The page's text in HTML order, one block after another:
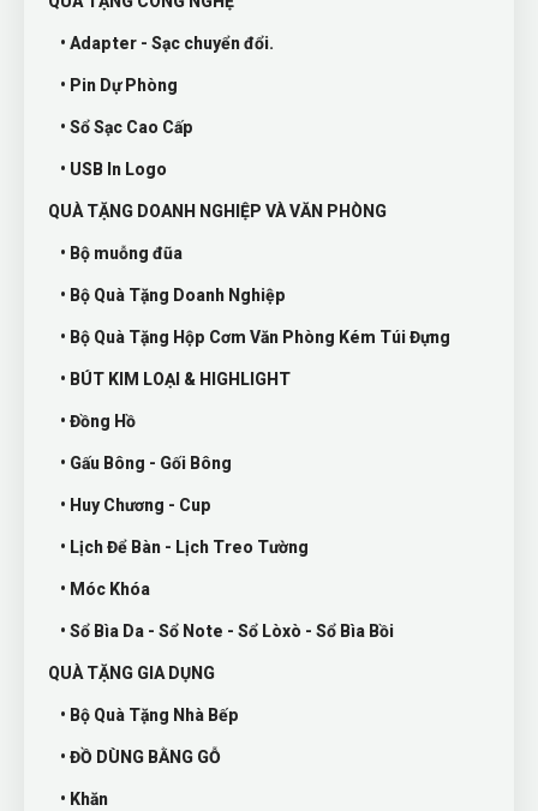
• Adapter - Sạc chuyển đổi.
• Pin Dự Phòng
• Sổ Sạc Cao Cấp
• USB In Logo
QUÀ TẶNG DOANH NGHIỆP VÀ VĂN PHÒNG
• Bộ muỗng đũa
• Bộ Quà Tặng Doanh Nghiệp
• Bộ Quà Tặng Hộp Cơm Văn Phòng Kém Túi Đựng
• BÚT KIM LOẠI & HIGHLIGHT
• Đồng Hồ
• Gấu Bông - Gối Bông
• Huy Chương - Cup
• Lịch Để Bàn - Lịch Treo Tường
• Móc Khóa
• Sổ Bìa Da - Sổ Note - Sổ Lòxò - Sổ Bìa Bồi
QUÀ TẶNG GIA DỤNG
• Bộ Quà Tặng Nhà Bếp
• ĐỒ DÙNG BẰNG GỖ
• Khăn